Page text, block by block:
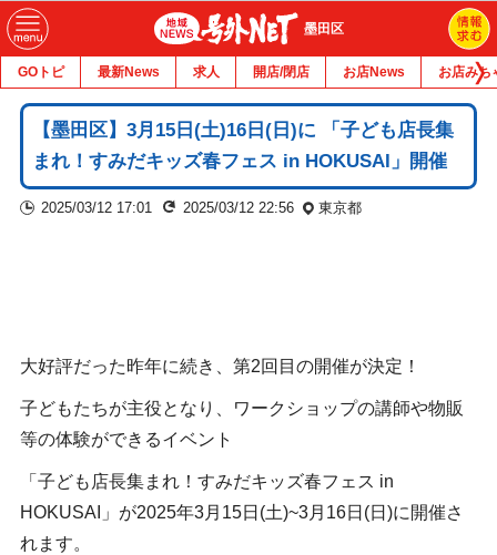
墨田区
GOトピ 最新News 求人 開店/閉店 お店News お店みち
【墨田区】3月15日(土)16日(日)に 「子ども店長集
まれ！すみだキッズ春フェス in HOKUSAI」開催
2025/03/12 17:01 2025/03/12 22:56 東京都
大好評だった昨年に続き、第2回目の開催が決定！
子どもたちが主役となり、ワークショップの講師や物販
等の体験ができるイベント
「子ども店長集まれ！すみだキッズ春フェス in
HOKUSAI」が2025年3月15日(土)~3月16日(日)に開催さ
れます。